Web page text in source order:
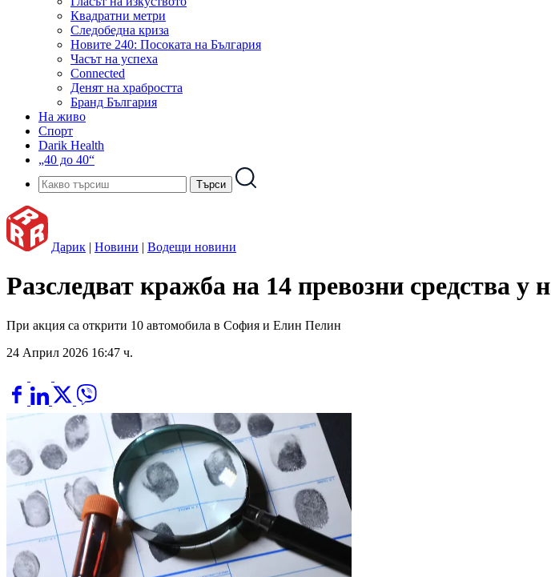
Квадратни метри
Следобедна криза
Новите 240: Посоката на България
Часът на успеха
Connected
Денят на храбростта
Бранд България
На живо
Спорт
Darik Health
„40 до 40“
Дарик | Новини | Водещи новини
Разследват кражба на 14 превозни средства у
При акция са открити 10 автомобила в София и Елин Пелин
24 Април 2026 16:47 ч.